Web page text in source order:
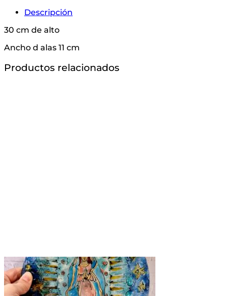
Descripción
30 cm de alto
Ancho d alas 11 cm
Productos relacionados